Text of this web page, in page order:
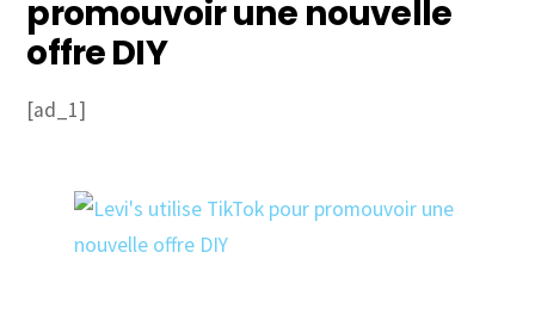
promouvoir une nouvelle
offre DIY
[ad_1]